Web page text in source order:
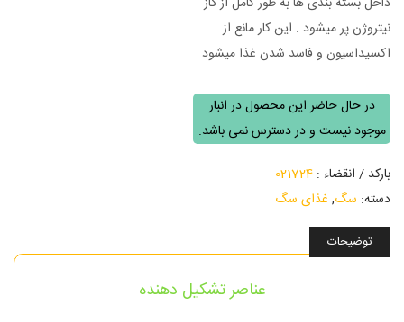
نیتروژن پر میشود . این کار مانع از
اکسیداسیون و فاسد شدن غذا میشود
در حال حاضر این محصول در انبار
موجود نیست و در دسترس نمی باشد.
بارکد / انقضاء :021724
دسته: سگ, غذای سگ
توضیحات
عناصر تشکیل دهنده